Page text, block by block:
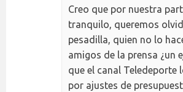
Creo que por nuestra
tranquilo, queremos
pesadilla, quien no lo
amigos de la prensa ¿un
que el canal Teledeporte
por ajustes de